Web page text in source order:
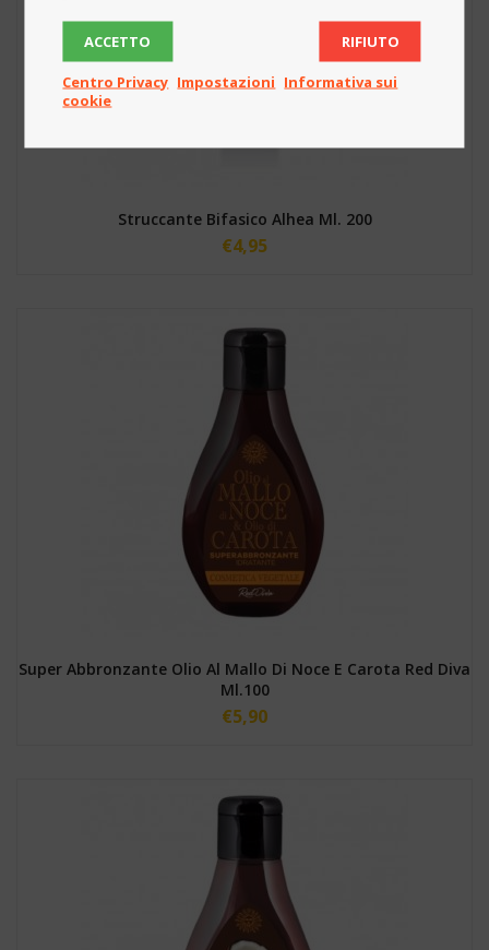
Struccante Bifasico Alhea Ml. 200
€4,95
Super Abbronzante Olio Al Mallo Di Noce E Carota Red Diva
Ml.100
€5,90
ACCETTO RIFIUTO
Centro Privacy Impostazioni Informativa sui
cookie